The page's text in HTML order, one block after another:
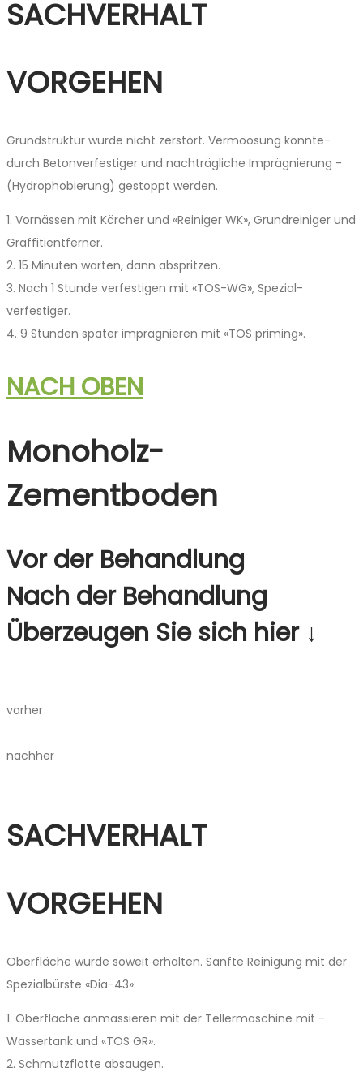
SACHVERHALT
VORGEHEN
Grundstruktur wurde nicht ­zerstört. Vermoosung konnte­
durch Betonverfestiger und nachträgliche Imprägnierung ­
(Hydrophobierung) gestoppt werden.
1. Vornässen mit Kärcher und «Reiniger WK», Grund­reiniger und
Graffitientferner.
2. 15 Minuten warten, dann ­abspritzen.
3. Nach 1 Stunde verfestigen mit «TOS-WG», Spezial­
verfestiger.
4. 9 Stunden später impräg­nieren­ mit «TOS priming».
NACH OBEN
Monoholz­
Zementboden
Vor der Behandlung
Nach der Behandlung
Überzeugen Sie sich hier ↓
vorher
nachher
SACHVERHALT
VORGEHEN
Oberfläche wurde soweit ­erhalten. Sanfte Reinigung mit der
Spezialbürste «Dia-43».
1. Oberfläche anmassieren mit der Tellermaschine mit ­
Wassertank und «TOS GR».
2. Schmutzflotte absaugen.